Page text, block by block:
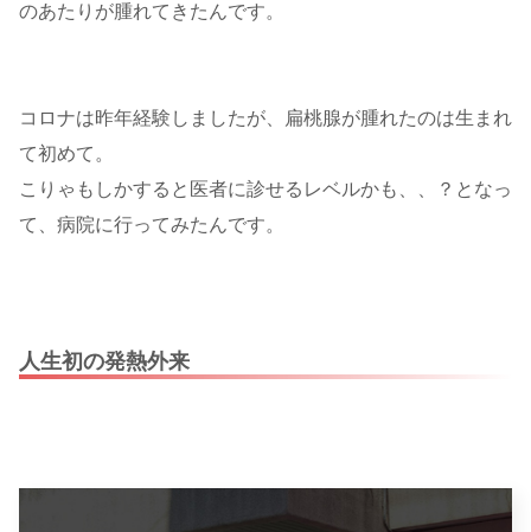
のあたりが腫れてきたんです。
コロナは昨年経験しましたが、扁桃腺が腫れたのは生まれ
て初めて。
こりゃもしかすると医者に診せるレベルかも、、？となっ
て、病院に行ってみたんです。
人生初の発熱外来